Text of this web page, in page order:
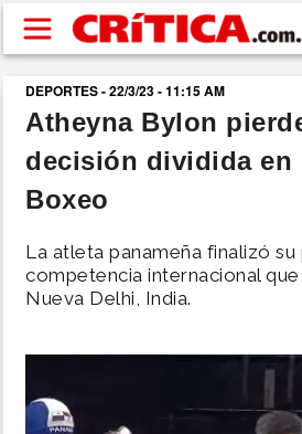
Pasar al contenido principal
buscar
SUCESOS
POLÍTICA
DEPORTES
DEPORTES - 22/3/23 - 11:15 AM
Atheyna Bylon
decisión dividida en
Boxeo
La atleta panameña finalizó
competencia internacional
Nueva Delhi, India.